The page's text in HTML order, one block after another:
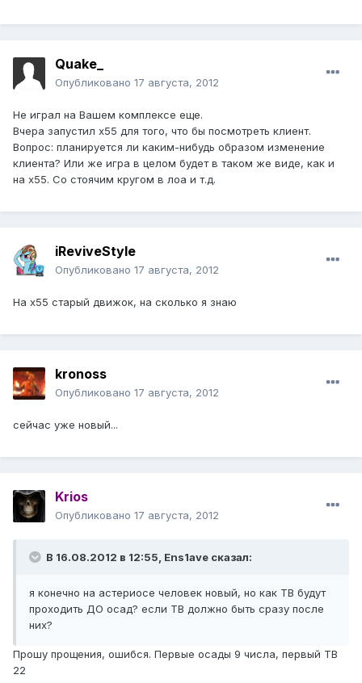
Quake_
Опубликовано 17 августа, 2012
Не играл на Вашем комплексе еще.
Вчера запустил х55 для того, что бы посмотреть клиент.
Вопрос: планируется ли каким-нибудь образом изменение
клиента? Или же игра в целом будет в таком же виде, как и
на х55. Со стоячим кругом в лоа и т.д.
iReviveStyle
Опубликовано 17 августа, 2012
На х55 старый движок, на сколько я знаю
kronoss
Опубликовано 17 августа, 2012
сейчас уже новый...
Krios
Опубликовано 17 августа, 2012
В 16.08.2012 в 12:55, Ens1ave сказал:
я конечно на астериосе человек новый, но как ТВ будут
проходить ДО осад? если ТВ должно быть сразу после
них?
Прошу прощения, ошибся. Первые осады 9 числа, первый ТВ
22